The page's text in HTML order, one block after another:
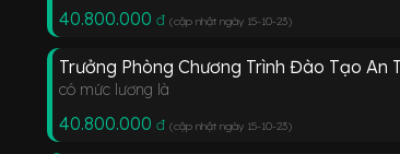
40.800.000 đ (cập nhật ngày 15-10-23)
Trưởng Phòng Chương Trình Đào Tạo An
có mức lương là
40.800.000 đ (cập nhật ngày 15-10-23)